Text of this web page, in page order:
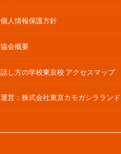
個人情報保護方針
協会概要
話し方の学校東京校 アクセスマップ
運営：株式会社東京カモガシラランド